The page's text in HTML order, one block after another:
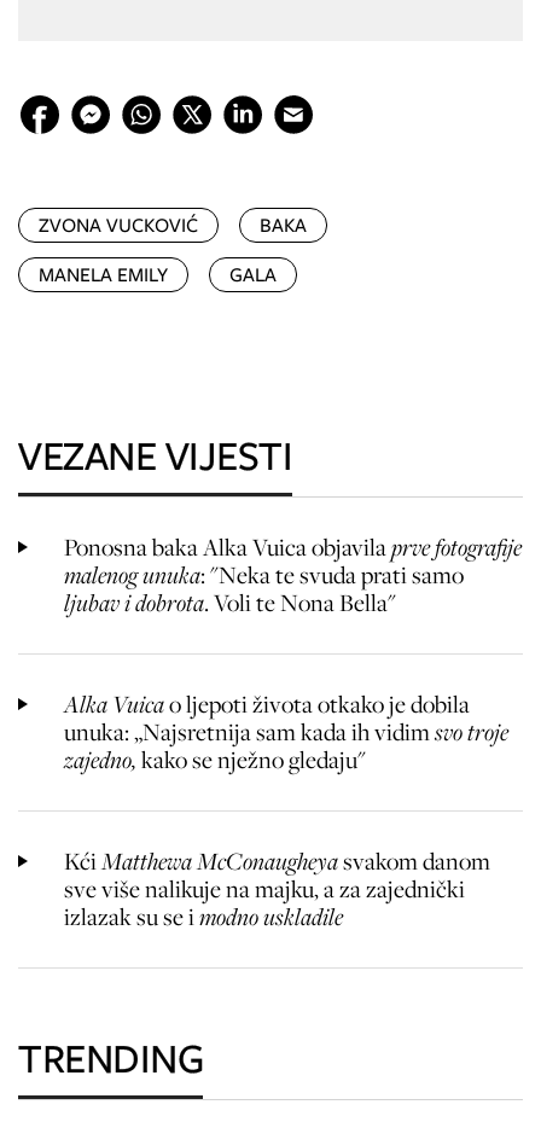
ZVONA VUCKOVIĆ
BAKA
MANELA EMILY
GALA
VEZANE VIJESTI
Ponosna baka Alka Vuica objavilaprve fotografije
malenog unuka: "Neka te svuda prati samo
ljubav i dobrota. Voli te Nona Bella"
Alka Vuicao ljepoti života otkako je dobila
unuka: „Najsretnija sam kada ih vidimsvo troje
zajedno,kako se nježno gledaju"
KćiMatthewa McConaugheyasvakom danom
sve više nalikuje na majku, a za zajednički
izlazak su se imodno uskladile
TRENDING